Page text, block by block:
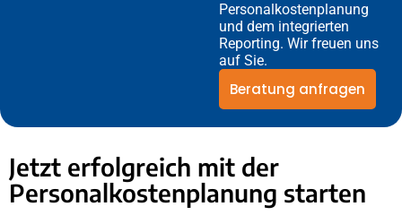
Personalkostenplanung
und dem integrierten
Reporting. Wir freuen uns
auf Sie.
Beratung anfragen
Jetzt erfolgreich mit der
Personalkostenplanung starten